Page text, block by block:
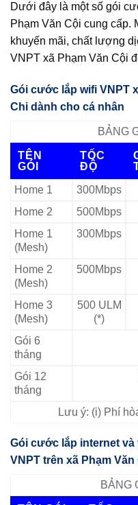
Dưới đây là một số gói
Phạm Văn Cội cung cấp.
khuyến mãi, chất lượng
VNPT xã Phạm Văn Cội
Gói cước lắp wifi VNPT
Chi dành cho cá nhân
BẢNG
TÊN
GÓI
TỐC
ĐỘ
Home 1
300Mbps
Home 2
500Mbps
Home 1
(Mesh)
300Mbps
Home 2
(Mesh)
500Mbps
Home 3
(Mesh)
500 ULM
(*)
Gói 6
tháng
Gói 12
tháng
Lưu ý: (i) Phí
Gói cước lắp internet và
VNPT trên xã Phạm Văn
BẢNG